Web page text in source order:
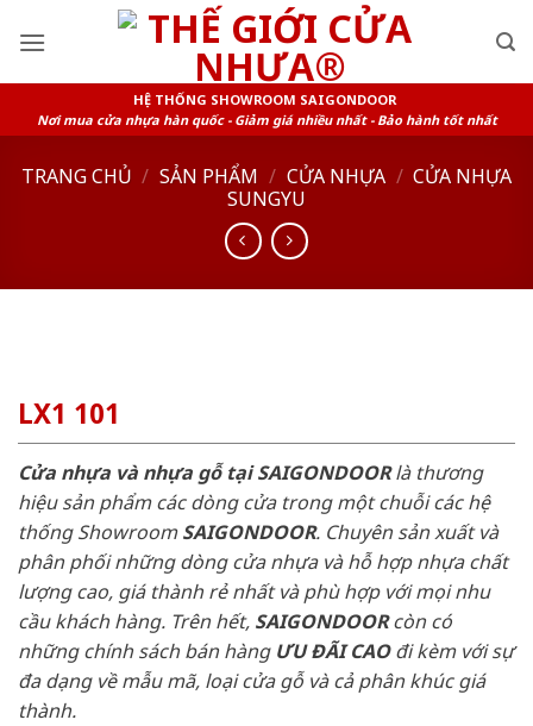
HỆ THỐNG SHOWROOM SAIGONDOOR
Nơi mua cửa nhựa hàn quốc - Giảm giá nhiều nhất - Bảo hành tốt nhất
TRANG CHỦ / SẢN PHẨM / CỬA NHỰA / CỬA NHỰA
SUNGYU
LX1 101
Cửa nhựa và nhựa gỗ tại SAIGONDOORlà thương
hiệu sản phẩm các dòng cửa trong một chuỗi các hệ
thống ShowroomSAIGONDOOR. Chuyên sản xuất và
phân phối những dòng cửa nhựa và hỗ hợp nhựa chất
lượng cao, giá thành rẻ nhất và phù hợp với mọi nhu
cầu khách hàng. Trên hết, SAIGONDOORcòn có
những chính sách bán hàng ƯU ĐÃI CAOđi kèm với sự
đa dạng về mẫu mã, loại cửa gỗ và cả phân khúc giá
thành.